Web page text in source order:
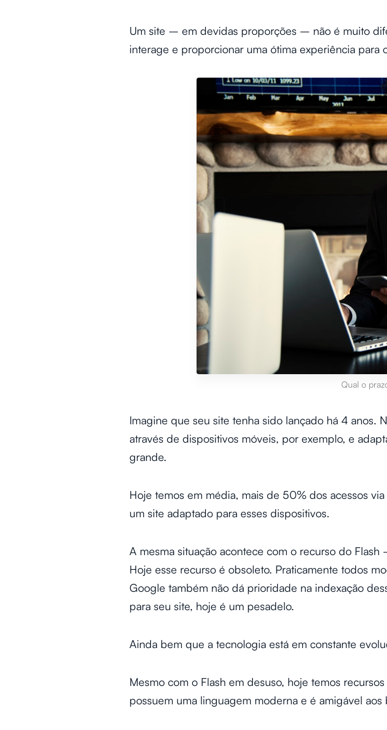
Um site – em devidas proporções – não é muito
interage e proporcionar uma ótima experiência para
Qual o
Imagine que seu site tenha sido lançado há 4 anos.
através de dispositivos móveis, por exemplo, e
grande.
Hoje temos em média, mais de 50% dos acessos
um site adaptado para esses dispositivos.
A mesma situação acontece com o recurso do
Hoje esse recurso é obsoleto. Praticamente todos
Google também não dá prioridade na indexação
para seu site, hoje é um pesadelo.
Ainda bem que a tecnologia está em constante
Mesmo com o Flash em desuso, hoje temos
possuem uma linguagem moderna e é amigável